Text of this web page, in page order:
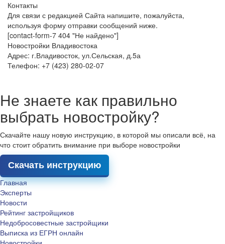
Контакты
Для связи с редакцией Сайта напишите, пожалуйста,
используя форму отправки сообщений ниже.
[contact-form-7 404 "Не найдено"]
Новостройки Владивостока
Адрес: г.Владивосток, ул.Сельская, д.5а
Телефон: +7 (423) 280-02-07
Не знаете как правильно
выбрать новостройку?
Скачайте нашу новую инструкцию, в которой мы описали всё, на
что стоит обратить внимание при выборе новостройки
Скачать инструкцию
Главная
Эксперты
Новости
Рейтинг застройщиков
Недобросовестные застройщики
Выписка из ЕГРН онлайн